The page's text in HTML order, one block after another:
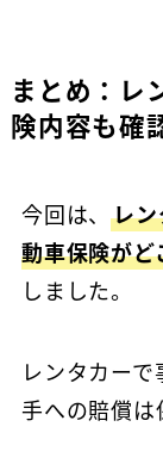
まとめ：レ
険内容も確
今回は、レ
動車保険が
しました。
レンタカー
手への賠償は